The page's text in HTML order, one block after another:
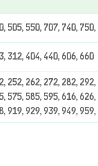
505, 550, 707, 740,
312, 404, 440, 606, 660
252, 262, 272, 282,
575, 585, 595, 616,
919, 929, 939, 949,